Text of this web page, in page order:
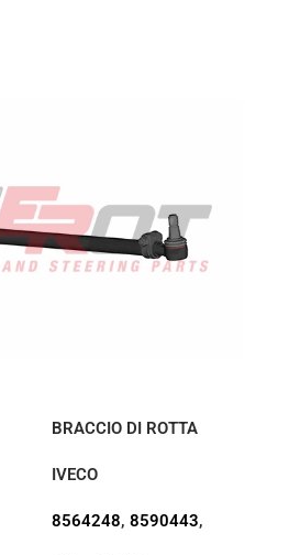
BRACCIO DI ROTTA
IVECO
8564248,8590443,